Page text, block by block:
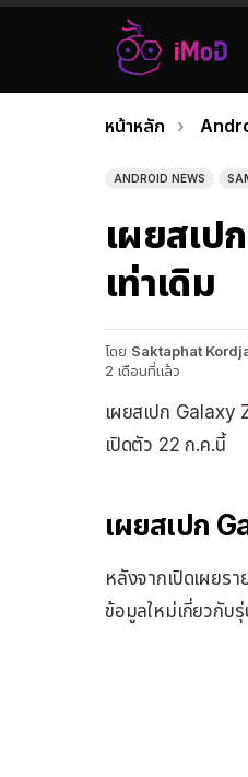
เรื่อง
ล่าสุด
คุณอยู่ที่นี่:
หน้าหลัก
ANDROID NEWS
เผยสเป
เท่าเดิม
โดย Saktaphat
2 เดือนที่แล้ว
เผยสเปก Galaxy
เปิดตัว 22 ก.ค.นี้
เผยสเปก
หลังจากเปิดเผยร
ข้อมูลใหม่เกี่ยวกับ